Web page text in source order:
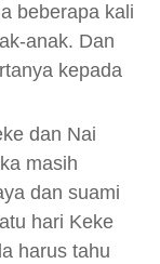
beberapa kali
anak. Dan
kepada
dan Nai
masih
dan suami
hari Keke
harus tahu